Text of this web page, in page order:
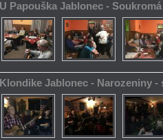
Papouška Jablonec -
Klondike Jablonec - Narozeniny -